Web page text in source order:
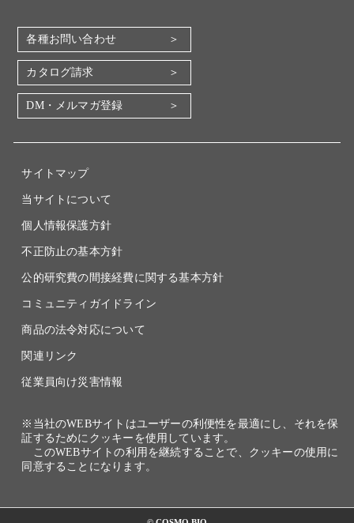
会社概要
地図・アクセス（本社）
IR情報
電子公告
各種お問い合わせ
カタログ請求
DM・メルマガ登録
サイトマップ
当サイトについて
個人情報保護方針
不正防止の基本方針
公的研究費の間接経費に関する基本方針
コミュニティガイドライン
商品の法令対応について
関連リンク
従業員向け災害情報
※当社のWEBサイトはユーザーの利便性を最適にし、それを保
証するためにクッキーを使用しています。
このWEBサイトの利用を継続することで、クッキーの使用に
同意することになります。